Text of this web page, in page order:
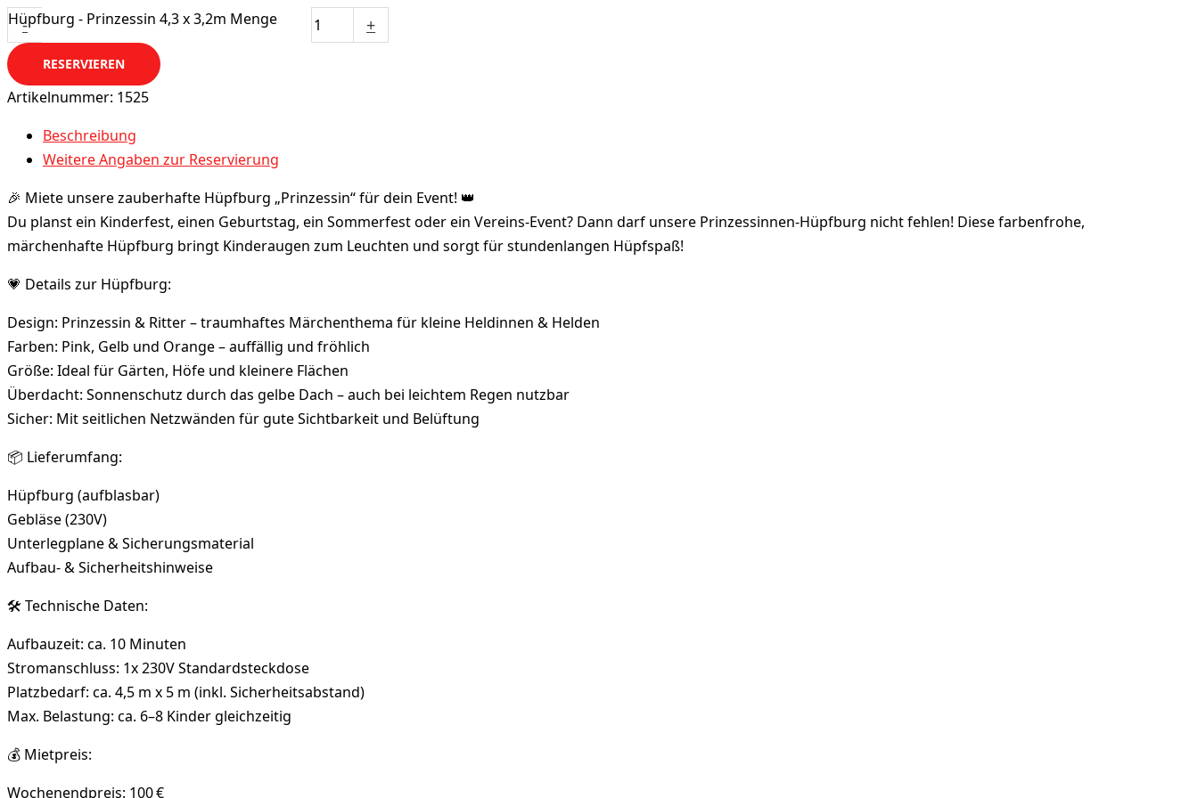
-
Hüpfburg - Prinzessin 4,3 x 3,2m Menge +
RESERVIEREN
Artikelnummer: 1525
Beschreibung
Weitere Angaben zur Reservierung
🎉 Miete unsere zauberhafte Hüpfburg „Prinzessin“ für dein Event! 👑
Du planst ein Kinderfest, einen Geburtstag, ein Sommerfest oder ein Vereins-Event? Dann darf unsere Prinzessinnen-Hüpfburg nicht fehlen! Diese farbenfrohe,
märchenhafte Hüpfburg bringt Kinderaugen zum Leuchten und sorgt für stundenlangen Hüpfspaß!
💗 Details zur Hüpfburg:
Design: Prinzessin & Ritter – traumhaftes Märchenthema für kleine Heldinnen & Helden
Farben: Pink, Gelb und Orange – auffällig und fröhlich
Größe: Ideal für Gärten, Höfe und kleinere Flächen
Überdacht: Sonnenschutz durch das gelbe Dach – auch bei leichtem Regen nutzbar
Sicher: Mit seitlichen Netzwänden für gute Sichtbarkeit und Belüftung
📦 Lieferumfang:
Hüpfburg (aufblasbar)
Gebläse (230V)
Unterlegplane & Sicherungsmaterial
Aufbau- & Sicherheitshinweise
🛠️ Technische Daten:
Aufbauzeit: ca. 10 Minuten
Stromanschluss: 1x 230V Standardsteckdose
Platzbedarf: ca. 4,5 m x 5 m (inkl. Sicherheitsabstand)
Max. Belastung: ca. 6–8 Kinder gleichzeitig
💰 Mietpreis:
Wochenendpreis: 100 €